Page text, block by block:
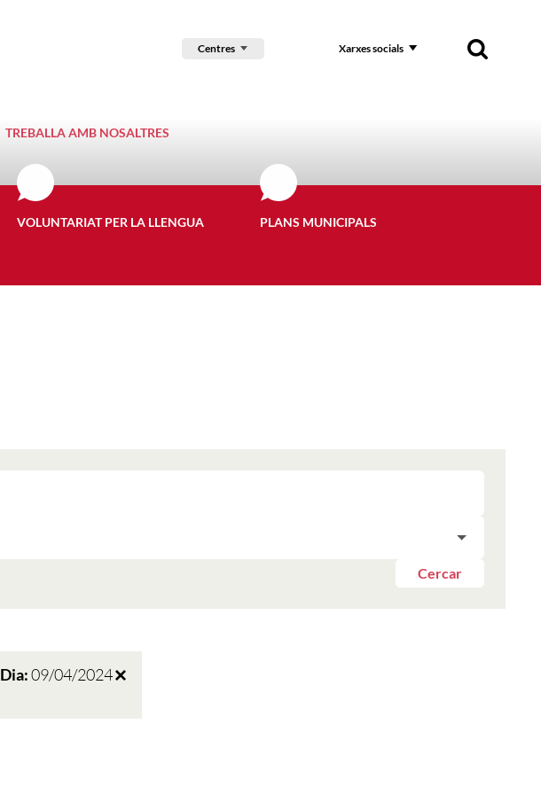
Centres Xarxes socials
TREBALLA AMB NOSALTRES
VOLUNTARIAT PER LA LLENGUA PLANS MUNICIPALS
Cercar
Dia:09/04/2024